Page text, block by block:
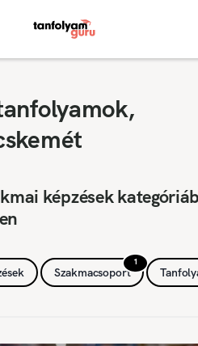
képzések
1
Szakmacsoport